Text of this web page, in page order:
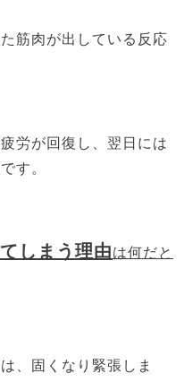
筋肉が出している反応
労が回復し、翌日には
す。
しまう理由は何だと
、固くなり緊張しま